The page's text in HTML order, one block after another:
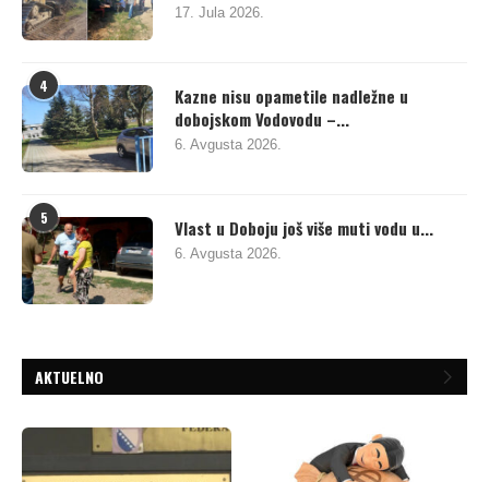
17. Jula 2026.
4
Kazne nisu opametile nadležne u
dobojskom Vodovodu –...
6. Avgusta 2026.
5 Vlast u Doboju još više muti vodu u...
6. Avgusta 2026.
AKTUELNO